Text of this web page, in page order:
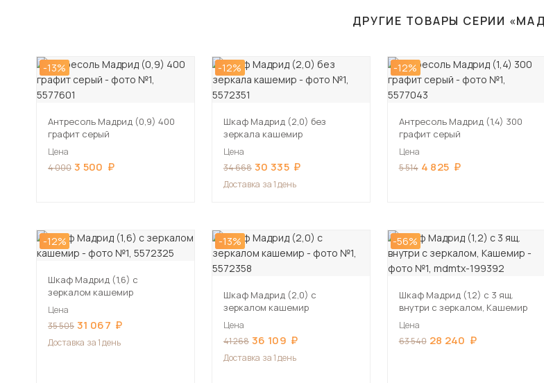
ДРУГИЕ ТОВАРЫ СЕРИИ
-13%
Антресоль Мадрид (0,9) 400
графит серый
Цена
4 000 3 500
-12%
Шкаф Мадрид (2,0) без
зеркала кашемир
Цена
34 668 30 335
Доставка за 1 день
-12%
Антресоль Мадрид (1,4) 300
графит серый
Цена
5 514 4 825
-12%
Шкаф Мадрид (1,6) с
зеркалом кашемир
Цена
35 505 31 067
Доставка за 1 день
-13%
Шкаф Мадрид (2,0) с
зеркалом кашемир
Цена
41 268 36 109
Доставка за 1 день
-56%
Шкаф Мадрид (1,2) с 3 ящ.
внутри с зеркалом, Кашемир
Цена
63 540 28 240